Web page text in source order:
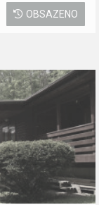
OBSAZENO